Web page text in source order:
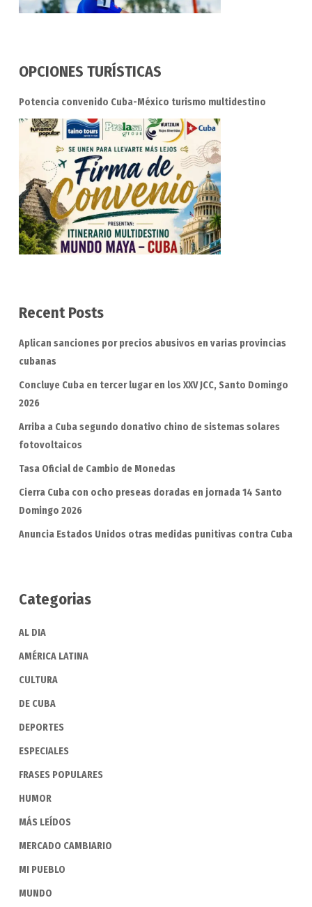
OPCIONES TURÍSTICAS
Potencia convenido Cuba-México turismo multidestino
Recent Posts
Aplican sanciones por precios abusivos en varias provincias
cubanas
Concluye Cuba en tercer lugar en los XXV JCC, Santo Domingo
2026
Arriba a Cuba segundo donativo chino de sistemas solares
fotovoltaicos
Tasa Oficial de Cambio de Monedas
Cierra Cuba con ocho preseas doradas en jornada 14 Santo
Domingo 2026
Anuncia Estados Unidos otras medidas punitivas contra Cuba
Categorias
AL DIA
AMÉRICA LATINA
CULTURA
DE CUBA
DEPORTES
ESPECIALES
FRASES POPULARES
HUMOR
MÁS LEÍDOS
MERCADO CAMBIARIO
MI PUEBLO
MUNDO